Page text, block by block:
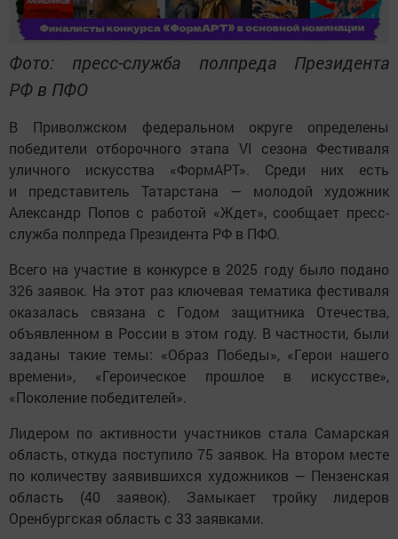
Фото: пресс-служба полпреда Президента
РФ в ПФО
В Приволжском федеральном округе определены
победители отборочного этапа VI сезона Фестиваля
уличного искусства «ФормАРТ». Среди них есть
и представитель Татарстана — молодой художник
Александр Попов с работой «Ждет», сообщает пресс-
служба полпреда Президента РФ в ПФО.
Всего на участие в конкурсе в 2025 году было подано
326 заявок. На этот раз ключевая тематика фестиваля
оказалась связана с Годом защитника Отечества,
объявленном в России в этом году. В частности, были
заданы такие темы: «Образ Победы», «Герои нашего
времени», «Героическое прошлое в искусстве»,
«Поколение победителей».
Лидером по активности участников стала Самарская
область, откуда поступило 75 заявок. На втором месте
по количеству заявившихся художников — Пензенская
область (40 заявок). Замыкает тройку лидеров
Оренбургская область с 33 заявками.